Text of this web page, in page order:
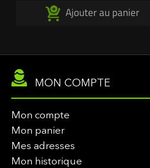
Ajouter au panier
MON COMPTE
Mon compte
Mon panier
Mes adresses
Mon historique